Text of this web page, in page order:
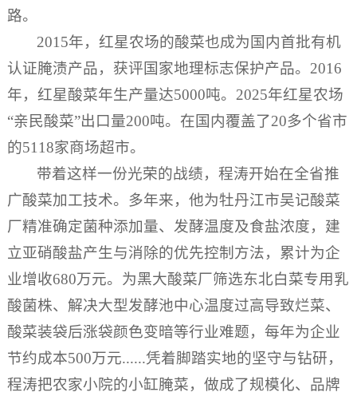
路。
2015年，红星农场的酸菜也成为国内首批有机
认证腌渍产品，获评国家地理标志保护产品。2016
年，红星酸菜年生产量达5000吨。2025年红星农场
“亲民酸菜”出口量200吨。在国内覆盖了20多个省市
的5118家商场超市。
带着这样一份光荣的战绩，程涛开始在全省推
广酸菜加工技术。多年来，他为牡丹江市吴记酸菜
厂精准确定菌种添加量、发酵温度及食盐浓度，建
立亚硝酸盐产生与消除的优先控制方法，累计为企
业增收680万元。为黑大酸菜厂筛选东北白菜专用乳
酸菌株、解决大型发酵池中心温度过高导致烂菜、
酸菜装袋后涨袋颜色变暗等行业难题，每年为企业
节约成本500万元......凭着脚踏实地的坚守与钻研，
程涛把农家小院的小缸腌菜，做成了规模化、品牌